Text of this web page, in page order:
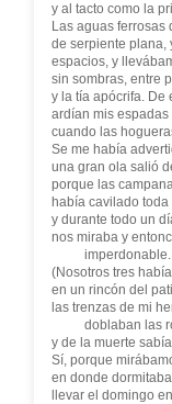
y al tacto como la
Las aguas ferrosas
de serpiente plana,
espacios, y
sin sombras, entre
y la tía apócrifa. De
ardían mis
cuando las
Se me había
una gran ola salió
porque las
había cavilado
y durante todo un
nos miraba y
imperdonable.
(Nosotros tres
en un rincón del
las trenzas de mi
doblaban las
y de la muerte
Sí, porque
en donde
llevar el domingo